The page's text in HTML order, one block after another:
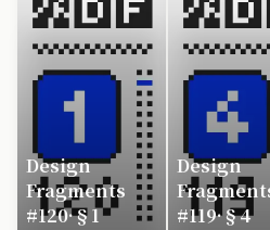
Design
Fragments
#120·§1
Design
#119·§4